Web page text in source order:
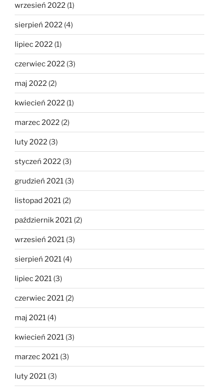
wrzesień 2022 (1)
sierpień 2022 (4)
lipiec 2022 (1)
czerwiec 2022 (3)
maj 2022 (2)
kwiecień 2022 (1)
marzec 2022 (2)
luty 2022 (3)
styczeń 2022 (3)
grudzień 2021 (3)
listopad 2021 (2)
październik 2021 (2)
wrzesień 2021 (3)
sierpień 2021 (4)
lipiec 2021 (3)
czerwiec 2021 (2)
maj 2021 (4)
kwiecień 2021 (3)
marzec 2021 (3)
luty 2021 (3)